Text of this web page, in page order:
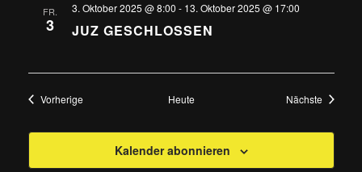
FR.
3
3. Oktober 2025 @ 8:00 - 13. Oktober 2025 @ 17:00
JUZ GESCHLOSSEN
VorherigeVeranstaltungen Heute Nächste
Kalender abonnieren